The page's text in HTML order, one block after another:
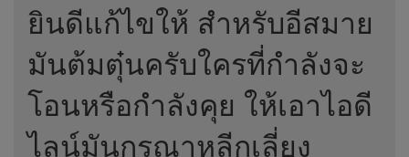
ยินดีแก้ไขให้ สำหรับอีสมาย
มันต้มตุ๋นครับใครที่กำลังจะ
โอนหรือกำลังคุย ให้เอาไอดี
ไลน์มันกรุณาหลีกเลี่ยง